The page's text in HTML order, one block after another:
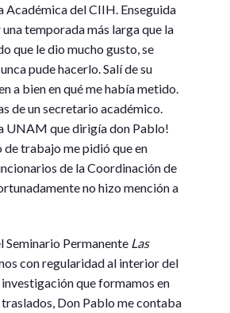
del CIIH. Enseguida
temporada más larga que la
que le dio mucho gusto, se
pude hacerlo. Salí de su
a bien en qué me había metido.
de un secretario académico.
UNAM que dirigía don Pablo!
de trabajo me pidió que en
de la Coordinación de
no hizo mención a
Seminario Permanente Las
con regularidad al interior del
que formamos en
traslados, Don Pablo me contaba